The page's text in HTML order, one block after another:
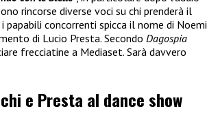
rincorse diverse voci su chi prenderà il
papabili concorrenti spicca il nome di Noemi
di Lucio Presta. Secondo Dagospia
frecciatine a Mediaset. Sarà davvero
e Presta al dance show